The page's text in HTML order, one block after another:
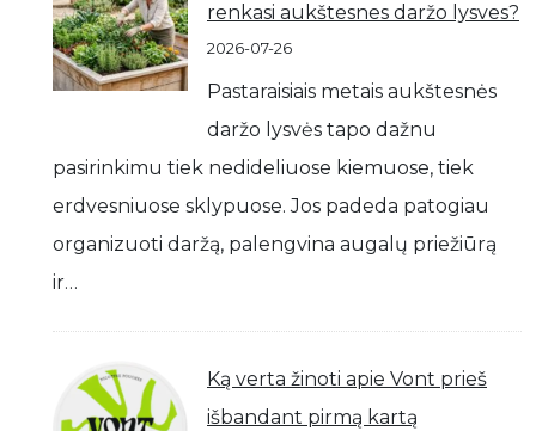
renkasi aukštesnes daržo lysves?
2026-07-26
Pastaraisiais metais aukštesnės
daržo lysvės tapo dažnu
pasirinkimu tiek nedideliuose kiemuose, tiek
erdvesniuose sklypuose. Jos padeda patogiau
organizuoti daržą, palengvina augalų priežiūrą
ir…
Ką verta žinoti apie Vont prieš
išbandant pirmą kartą